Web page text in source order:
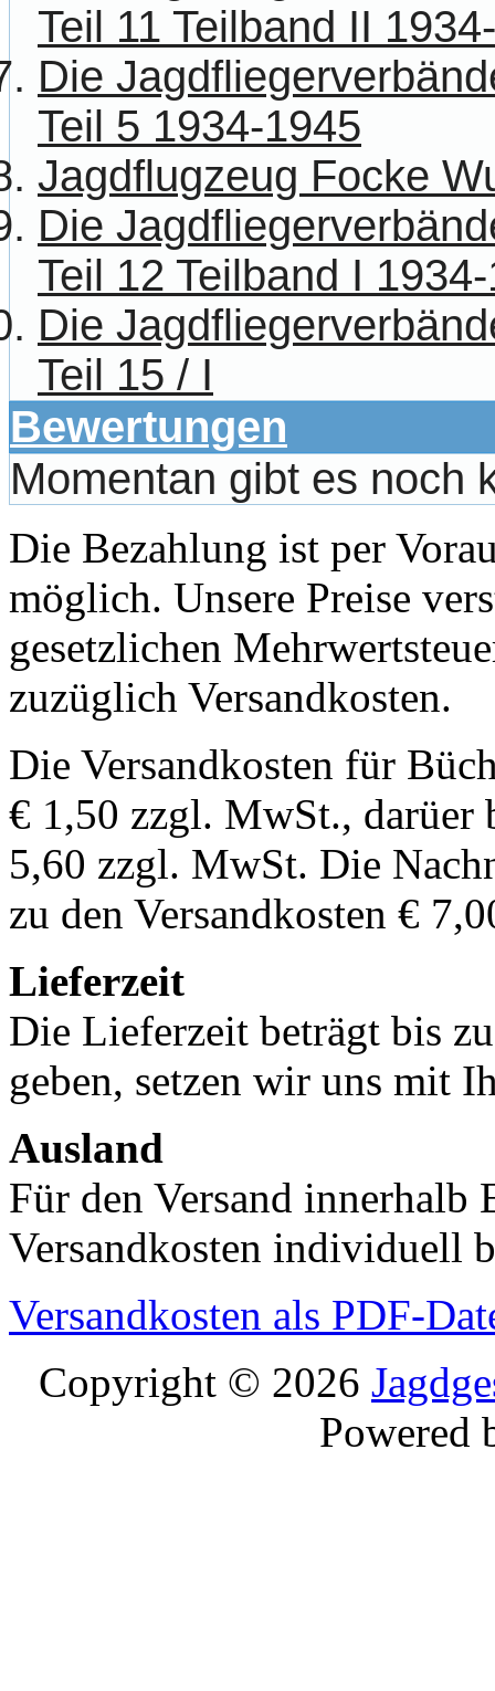
Teil 11 Teilband II
Die
Teil 5 1934-1945
Jagdflugzeug Focke
Die
Teil 12 Teilband I
Die
Teil 15 / I
Bewertungen
Momentan gibt es noch
Die Bezahlung ist per
möglich. Unsere Preise
gesetzlichen
zuzüglich Versandkosten.
Die Versandkosten für
€ 1,50 zzgl. MwSt., darüer
5,60 zzgl. MwSt. Die
zu den Versandkosten €
Lieferzeit
Die Lieferzeit beträgt bis
geben, setzen wir uns mit
Ausland
Für den Versand innerhalb
Versandkosten individuell
Versandkosten als PDF-
Copyright © 2026
Powered